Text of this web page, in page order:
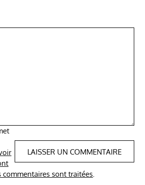
commentaires sont traitées.